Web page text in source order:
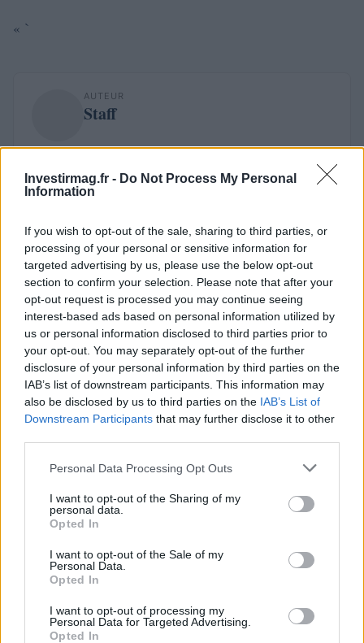
Investirmag.fr - Do Not Process My Personal
Information
If you wish to opt-out of the sale, sharing to third parties, or
processing of your personal or sensitive information for
targeted advertising by us, please use the below opt-out
section to confirm your selection. Please note that after your
opt-out request is processed you may continue seeing
interest-based ads based on personal information utilized by
us or personal information disclosed to third parties prior to
your opt-out. You may separately opt-out of the further
disclosure of your personal information by third parties on the
IAB’s list of downstream participants. This information may
also be disclosed by us to third parties on the IAB’s List of
Downstream Participants that may further disclose it to other
Please note that this website/app uses one or more Google
not limited to your visit or usage behaviour. You may click to
grant or deny consent to Google and its third-party tags to
use your data for below specified purposes in below Google
consent section.
Personal Data Processing Opt Outs
I want to opt-out of the Sharing of my
personal data.
Opted In
I want to opt-out of the Sale of my
Personal Data.
Opted In
I want to opt-out of processing my
Personal Data for Targeted Advertising.
Opted In
« `
AUTEUR
Staff
Continuez la lecture
NEWS